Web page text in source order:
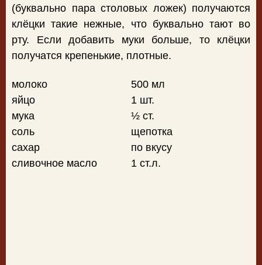
(буквально пара столовых ложек) получаются
клёцки такие нежные, что буквально тают во
рту. Если добавить муки больше, то клёцки
получатся крепенькие, плотные.
молоко
500 мл
яйцо
1 шт.
мука
½ ст.
соль
щепотка
сахар
по вкусу
сливочное масло
1 ст.л.